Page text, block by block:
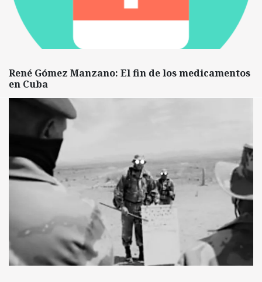
René Gómez Manzano: El fin de los medicamentos
en Cuba